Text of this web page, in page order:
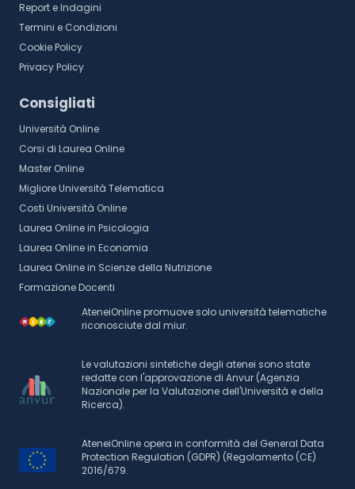
Report e Indagini
Termini e Condizioni
Cookie Policy
Privacy Policy
Consigliati
Università Online
Corsi di Laurea Online
Master Online
Migliore Università Telematica
Costi Università Online
Laurea Online in Psicologia
Laurea Online in Economia
Laurea Online in Scienze della Nutrizione
Formazione Docenti
AteneiOnline promuove solo università telematiche
riconosciute dal miur.
Le valutazioni sintetiche degli atenei sono state
redatte con l'approvazione di Anvur (Agenzia
Nazionale per la Valutazione dell'Università e della
Ricerca).
AteneiOnline opera in conformità del General Data
Protection Regulation (GDPR) (Regolamento (CE)
2016/679.